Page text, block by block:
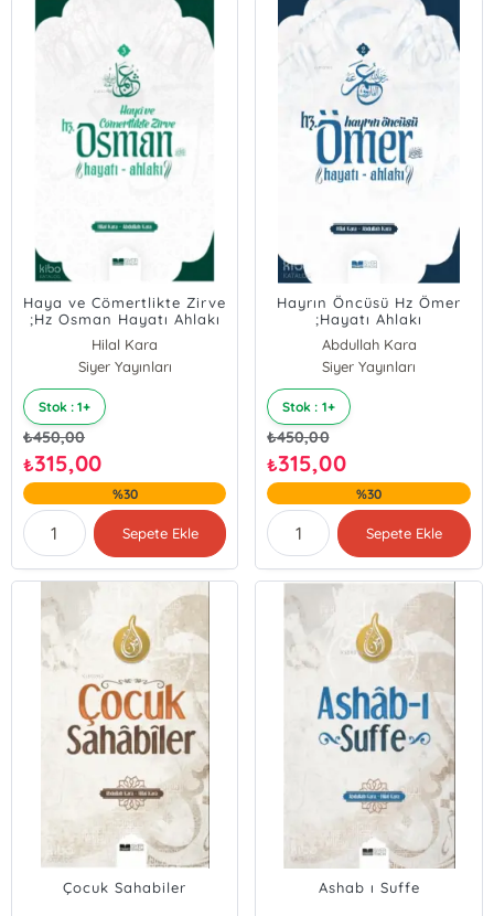
Haya ve Cömertlikte Zirve
;Hz Osman Hayatı Ahlakı
Hilal Kara
Abdullah Kara;Hilal Kara
Siyer Yayınları
Stok : 1+
₺450,00
₺315,00
%30
Sepete Ekle
Hayrın Öncüsü Hz Ömer
;Hayatı Ahlakı
Abdullah Kara
Hilal Kara
Abdullah Kara;Hilal Kara
Siyer Yayınları
Stok : 1+
₺450,00
₺315,00
%30
Sepete Ekle
Çocuk Sahabiler Ashab ı Suffe